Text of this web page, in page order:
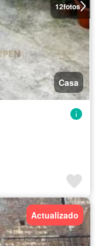
12fotos
Casa
Actualizado